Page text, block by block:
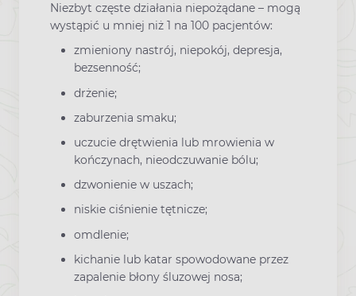
Niezbyt częste działania niepożądane – mogą
wystąpić u mniej niż 1 na 100 pacjentów:
zmieniony nastrój, niepokój, depresja,
bezsenność;
drżenie;
zaburzenia smaku;
uczucie drętwienia lub mrowienia w
kończynach, nieodczuwanie bólu;
dzwonienie w uszach;
niskie ciśnienie tętnicze;
omdlenie;
kichanie lub katar spowodowane przez
zapalenie błony śluzowej nosa;